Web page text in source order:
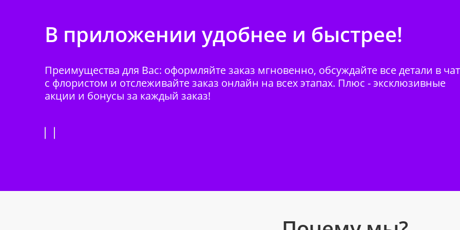
В приложении удобнее и быстрее!
Преимущества для Вас: оформляйте заказ мгновенно, обсуждайте все детали в
с флористом и отслеживайте заказ онлайн на всех этапах. Плюс - эксклюзивные
акции и бонусы за каждый заказ!